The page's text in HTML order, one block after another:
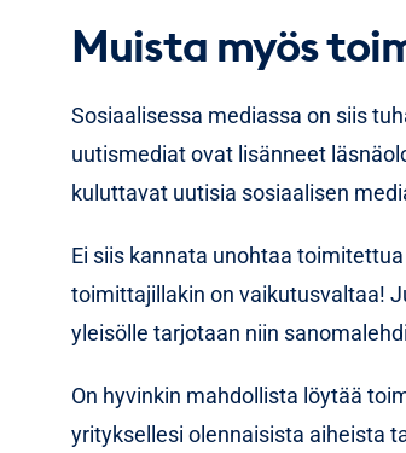
Muista myös
Sosiaalisessa mediassa on siis
uutismediat ovat lisänneet
kuluttavat uutisia sosiaalisen
Ei siis kannata unohtaa
toimittajillakin on vaikutusvaltaa!
yleisölle tarjotaan niin
On hyvinkin mahdollista löytää
yrityksellesi olennaisista aiheista